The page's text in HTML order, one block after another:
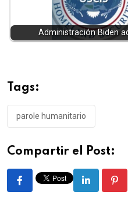
Administración Biden
Tags:
parole humanitario
Compartir el Post:
LinkedIn